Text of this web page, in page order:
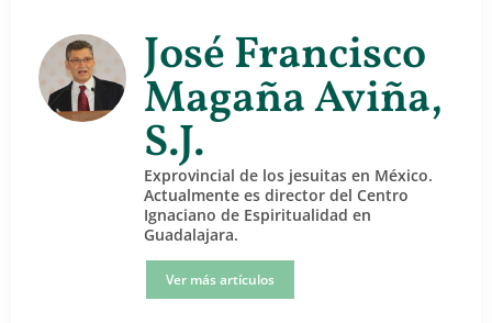
José Francisco
Magaña Aviña,
S.J.
Exprovincial de los jesuitas en México.
Actualmente es director del Centro
Ignaciano de Espiritualidad en
Guadalajara.
Ver más artículos